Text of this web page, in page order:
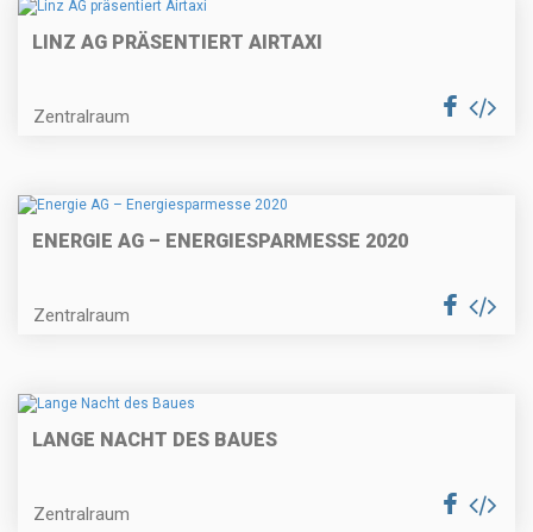
LINZ AG PRÄSENTIERT AIRTAXI
Zentralraum
ENERGIE AG – ENERGIESPARMESSE 2020
Zentralraum
LANGE NACHT DES BAUES
Zentralraum